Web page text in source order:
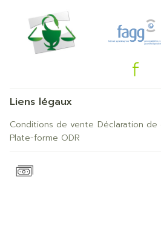
Liens légaux
Conditions de vente Déclaration
Plate-forme ODR